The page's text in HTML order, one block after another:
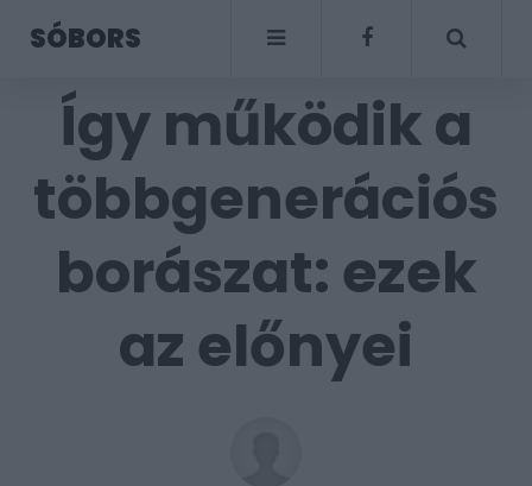
SÓBORS
Így működik a
többgenerációs
borászat: ezek
az előnyei